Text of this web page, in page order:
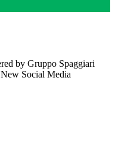
by Gruppo Spaggiari
Social Media